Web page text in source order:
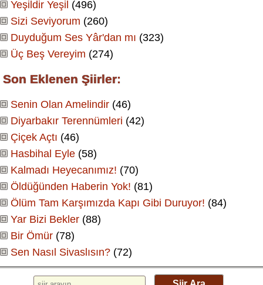
Yeşildir Yeşil (496)
Sizi Seviyorum (260)
Duyduğum Ses Yâr'dan mı (323)
Üç Beş Vereyim (274)
Son Eklenen Şiirler:
Senin Olan Amelindir (46)
Diyarbakır Terennümleri (42)
Çiçek Açtı (46)
Hasbihal Eyle (58)
Kalmadı Heyecanımız! (70)
Öldüğünden Haberin Yok! (81)
Ölüm Tam Karşımızda Kapı Gibi Duruyor! (84)
Yar Bizi Bekler (88)
Bir Ömür (78)
Sen Nasıl Sivaslısın? (72)